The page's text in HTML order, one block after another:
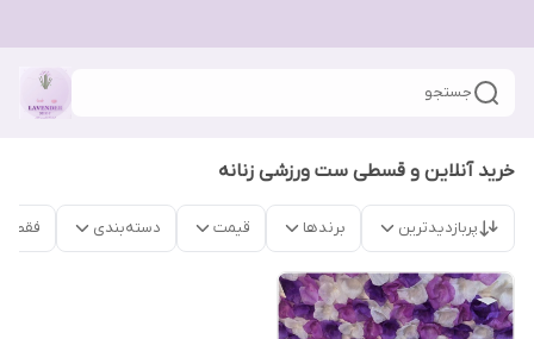
جستجو
خرید آنلاین و قسطی ست ورزشی زنانه
پربازدیدترین برندها قیمت دسته‌بندی فقط